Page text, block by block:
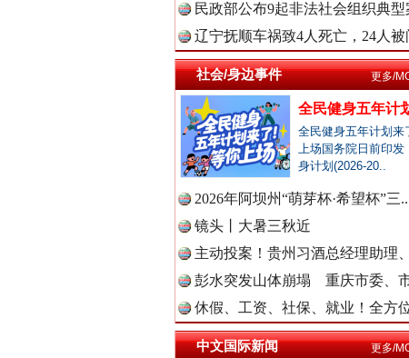
中国公
中国法
中国法
中国法
巳巳如意，开工大吉！
民政部公布9起非法社会组织典型
辽宁抚顺车祸致4人死亡，24人被
社会/身边事件
全民健身五年计
全民健身五年计划来
上场国务院日前印发
身计划(2026-20..
2026年阿坝州“萌芽杯·希望杯”三..
镜头丨大暑三秋近
主动投案！贵州习酒总经理助理
彭水突发山体崩塌 重庆市委、
休假、工资、社保、就业！全方
更多/
中文国际新闻 更多/